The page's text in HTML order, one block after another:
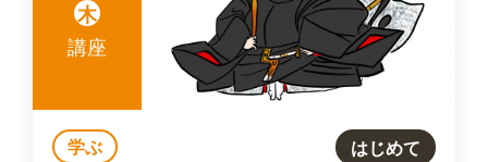
木
講座
学ぶ はじめて